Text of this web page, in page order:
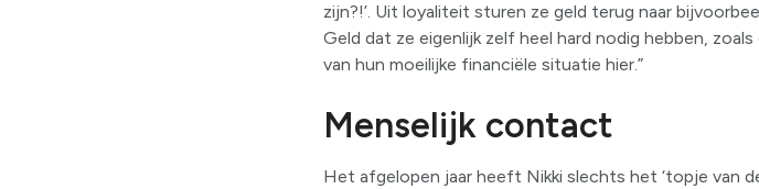
zijn?!’. Uit loyaliteit sturen ze geld terug naar
Geld dat ze eigenlijk zelf heel hard nodig hebben,
van hun moeilijke financiële situatie hier.”
Menselijk contact
Het afgelopen jaar heeft Nikki slechts het ‘topje van